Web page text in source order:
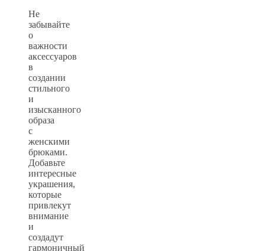
Не
забывайте
о
важности
аксессуаров
в
создании
стильного
и
изысканного
образа
с
женскими
брюками.
Добавьте
интересные
украшения,
которые
привлекут
внимание
и
создадут
гармоничный